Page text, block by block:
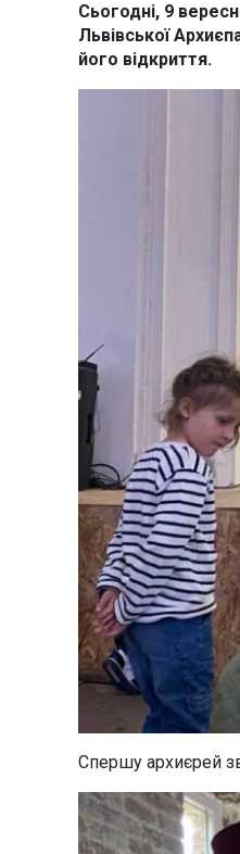
Сьогодні, 9
Львівської
його відкриття.
Спершу архиєрей